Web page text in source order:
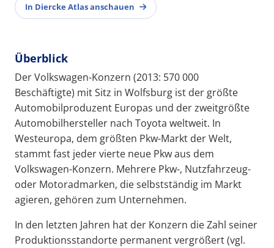
In Diercke Atlas anschauen
Überblick
Der Volkswagen-Konzern (2013: 570 000
Beschäftigte) mit Sitz in Wolfsburg ist der größte
Automobilproduzent Europas und der zweitgrößte
Automobilhersteller nach Toyota weltweit. In
Westeuropa, dem größten Pkw-Markt der Welt,
stammt fast jeder vierte neue Pkw aus dem
Volkswagen-Konzern. Mehrere Pkw-, Nutzfahrzeug-
oder Motoradmarken, die selbstständig im Markt
agieren, gehören zum Unternehmen.
In den letzten Jahren hat der Konzern die Zahl seiner
Produktionsstandorte permanent vergrößert (vgl.